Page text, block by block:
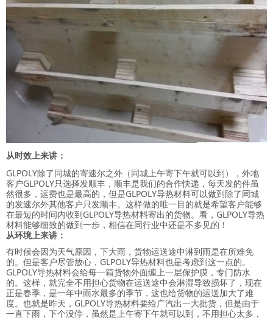
从时效上来讲：
GLPOLY除了同城的寄速尔之外（同城上午寄下午就可以到），外地
客户GLPOLY只选择发顺丰，顺丰是我们的合作快递，每天发的件虽
然很多，运费也是最高的，但是GLPOLY导热材料可以做到除了同城
的发速尔外其他客户只发顺丰。这样做的唯一目的就是希望客户能够
在最短的时间内收到GLPOLY导热材料寄出的货物。看，GLPOLY导热
材料能够细致的做到一步，相信在同行业中还是不多见的！
从环境上来讲：
有时候会因为天气原因，下大雨，货物运送途中淋到雨是在所难免
的。但是客户尽管放心，GLPOLY导热材料也是考虑到这一点的。
GLPOLY导热材料会给每一箱货物外面缠上一层保护膜，专门防水
的。这样，就完全不用担心货物在运送途中会淋湿导致损坏了，现在
正是春季，是一年中雨水最多的季节，这也给货物的运送加大了难
度。也就是昨天，GLPOLY导热材料要给广汽出一大批货，但是由于
一直下雨，下个没停，虽然是上午寄下午就可以到，不用担心太多，